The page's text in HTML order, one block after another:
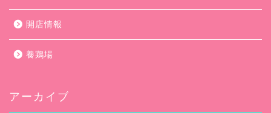
開店情報
養鶏場
アーカイブ